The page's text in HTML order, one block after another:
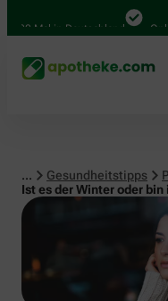
Mal in Deutschland Online
... Gesundheitstipps
Ist es der Winter oder bin
Psyche & Wohlbefinden